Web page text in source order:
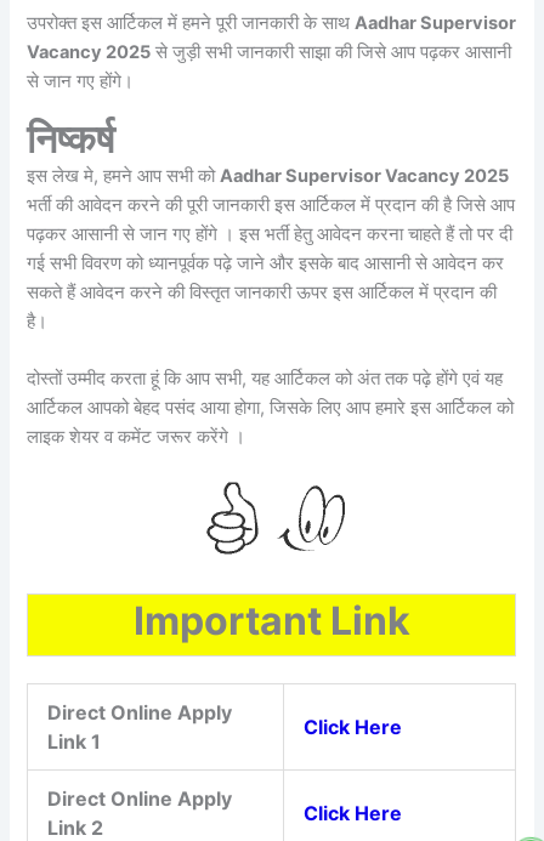
उपरोक्त इस आर्टिकल में हमने पूरी जानकारी के साथAadhar Supervisor
Vacancy 2025 से जुड़ी सभी जानकारी साझा की जिसे आप पढ़कर आसानी
से जान गए होंगे।
निष्कर्ष
इस लेख मे, हमने आप सभी कोAadhar Supervisor Vacancy 2025
भर्ती की आवेदन करने की पूरी जानकारी इस आर्टिकल में प्रदान की है जिसे आप
पढ़कर आसानी से जान गए होंगे । इस भर्ती हेतु आवेदन करना चाहते हैं तो पर दी
गई सभी विवरण को ध्यानपूर्वक पढ़े जाने और इसके बाद आसानी से आवेदन कर
सकते हैं आवेदन करने की विस्तृत जानकारी ऊपर इस आर्टिकल में प्रदान की
है।
दोस्तों उम्मीद करता हूं कि आप सभी, यह आर्टिकल को अंत तक पढ़े होंगे एवं यह
आर्टिकल आपको बेहद पसंद आया होगा, जिसके लिए आप हमारे इस आर्टिकल को
लाइक शेयर व कमेंट जरूर करेंगे ।
Important Link
Direct Online Apply
Link 1
Click Here
Direct Online Apply
Link 2
Click Here